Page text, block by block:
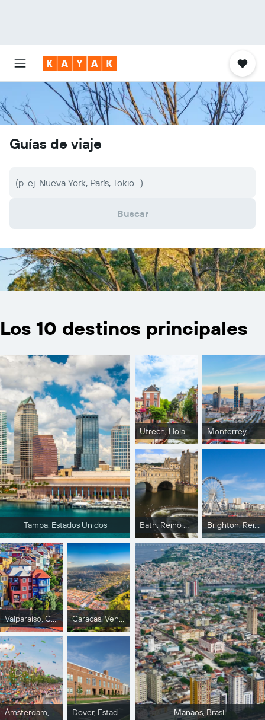
Guías de viaje
(p. ej. Nueva York, París, Tokio...)
Buscar
Los 10 destinos principales
Tampa, Estados Unidos
Utrech, Holanda Monterrey, México
Bath, Reino Unido Brighton, Reino Unido
Valparaíso, Chile Caracas, Venezuela
Manaos, Brasil
Ámsterdam, Holanda Dover, Estados Unidos